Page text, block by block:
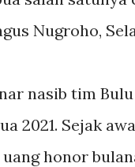
Nugroho,
nasib tim
2021. Sejak
honor